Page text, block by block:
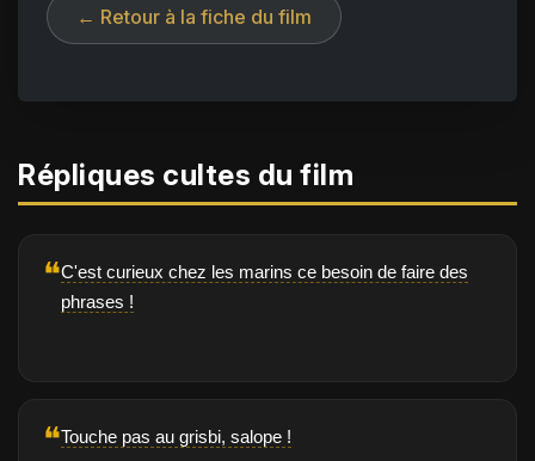
← Retour à la fiche du film
Répliques cultes du film
❝C'est curieux chez les marins ce besoin de faire des
phrases !
❝Touche pas au grisbi, salope !